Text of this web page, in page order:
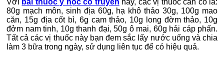
Với bài thuốc y học cổ truyền này, các vị thuốc cần có là:
80g mạch môn, sinh địa 60g, hạ khô thảo 30g, 100g mao
căn, 15g địa cốt bì, 6g cam thảo, 10g long đờm thảo, 10g
đởm nam tinh, 10g thanh đại, 50g ô mai, 60g hải cáp phấn.
Tất cả các vị thuốc này bạn đem sắc lấy nước uống và chia
làm 3 bữa trong ngày, sử dụng liên tục để có hiệu quả.